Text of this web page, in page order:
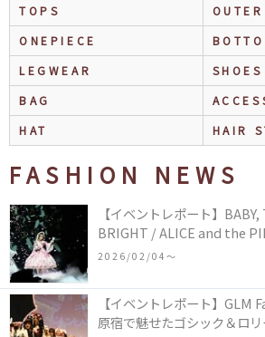
TOPS
OUTER
ONEPIECE
LEGWEAR
SHOES
BAG
HAT
HAIR
FASHION NEWS
【イベントレポート】
BRIGHT / ALICE and the
COLLECTION in TOKYO
2026/02/04〜
【イベントレポート】GLM
原宿で魅せたゴシック＆ロ